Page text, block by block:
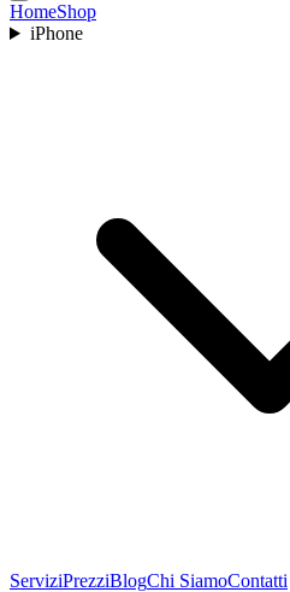
HomeShop
iPhone
ServiziPrezziBlogChi SiamoContatti